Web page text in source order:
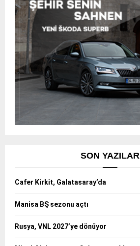
SON YAZILAR
Cafer Kirkit, Galatasaray’da
Manisa BŞ sezonu açtı
Rusya, VNL 2027’ye dönüyor